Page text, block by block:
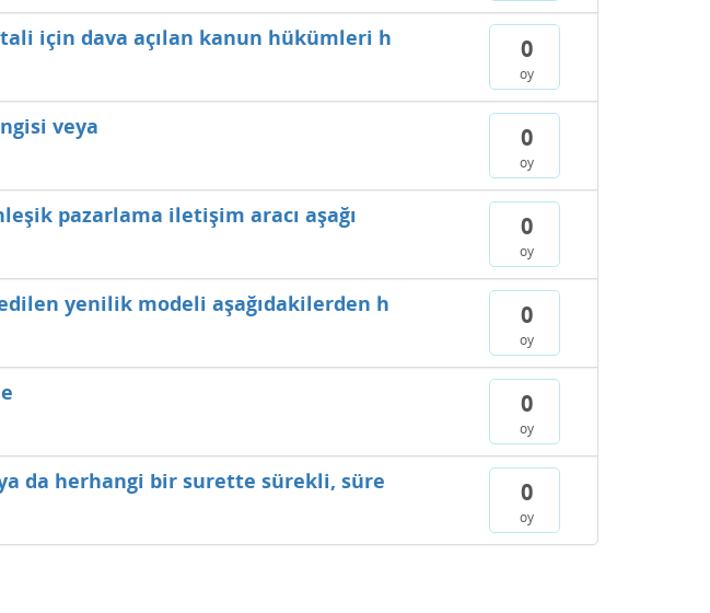
0
oy
için dava açılan kanun hükümleri h
0
oy
veya
0
oy
pazarlama iletişim aracı aşağı
0
oy
yenilik modeli aşağıdakilerden h
0
oy
0
oy
da herhangi bir surette sürekli, süre